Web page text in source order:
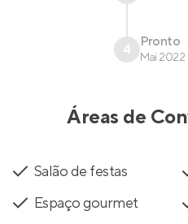
4 Pronto
Mai 2022
Áreas de
Salão de festas
Espaço gourmet